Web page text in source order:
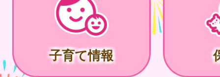
子育て情報